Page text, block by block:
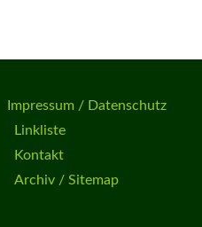
Impressum / Datenschutz
Linkliste
Kontakt
Archiv / Sitemap